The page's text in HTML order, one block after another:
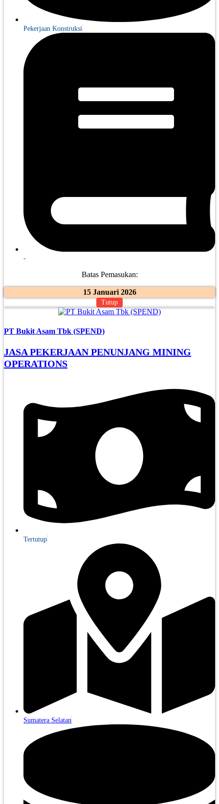
Pekerjaan Konstruksi
-
Batas Pemasukan:
15 Januari 2026
Tutup
PT Bukit Asam Tbk (SPEND)
JASA PEKERJAAN PENUNJANG MINING
OPERATIONS
Tertutup
Sumatera Selatan